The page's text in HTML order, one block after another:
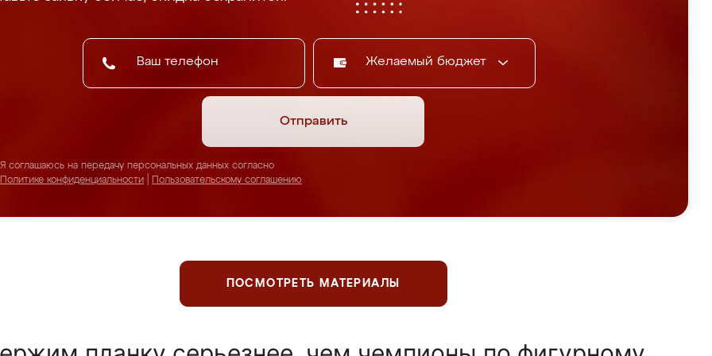
Желаемый бюджет
Отправить
Я соглашаюсь на передачу персональных данных согласно
Политике конфиденциальности
Пользовательскому соглашению
ПОСМОТРЕТЬ МАТЕРИАЛЫ